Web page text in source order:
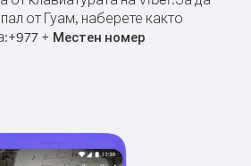
от Гуам, наберете както
+977+ Местен номер